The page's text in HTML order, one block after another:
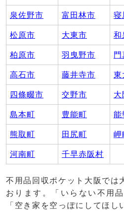
泉佐野市 富田林市 寝
松原市 大東市 和
柏原市 羽曳野市 門
高石市 藤井寺市 東
四條畷市 交野市 大
島本町 豊能町 能
熊取町 田尻町 岬
河南町 千早赤阪村
不用品回収ポケット大阪では
おります。「いらない不用
「空き家を空っぽにしてほ